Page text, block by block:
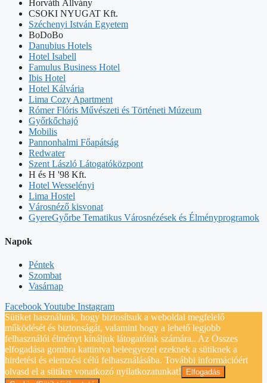
Horváth Állvány
CSOKI NYUGAT Kft.
Széchenyi István Egyetem
BoDoBo
Danubius Hotels
Hotel Isabell
Famulus Business Hotel
Ibis Hotel
Hotel Kálvária
Lima Cozy Apartment
Rómer Flóris Művészeti és Történeti Múzeum
Győrkőchajó
Mobilis
Pannonhalmi Főapátság
Redwater
Szent László Látogatóközpont
H és H '98 Kft.
Hotel Wesselényi
Lima Hostel
Városnéző kisvonat
GyereGyőrbe Tematikus Városnézések és Élményprogramok
Napok
Péntek
Szombat
Vasárnap
FacebookYoutube Instagram
Sütiket használunk, hogy biztosítsuk a weboldal megfelelő
működését és biztonságát, valamint hogy a lehető legjobb
felhasználói élményt kínáljuk látogatóink számára.. Az Összes
elfogadása gombra kattintva beleegyezel ezeknek a sütiknek a
hirdetési és elemzési célú felhasználásába. További információért
olvasd el a sütikre vonatkozó nyilatkozatunkat!
Elfogadás